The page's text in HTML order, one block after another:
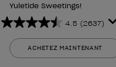
Yuletide Sweetings!
4.5 (2637)
4.5
sur
5
ACHETEZ MAINTENANT